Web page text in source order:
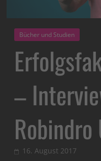
Bücher und Studien
–
16. August 2017